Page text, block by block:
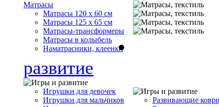
Матрасы
Матрасы 120 x 60 см
Матрасы 125 x 65 см
Матрасы-трансформеры
Матрасы в колыбель
Наматрасники, клеенки
развитие
Игрушки для девочек
Игрушки для мальчиков
Развивающие